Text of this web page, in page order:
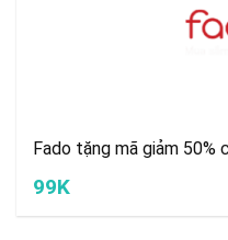
Fado tặng mã giảm 50%
99K